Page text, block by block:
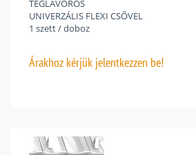
TÉGLAVÖRÖS
UNIVERZÁLIS FLEXI CSŐVEL
1 szett / doboz
Árakhoz kérjük jelentkezzen be!